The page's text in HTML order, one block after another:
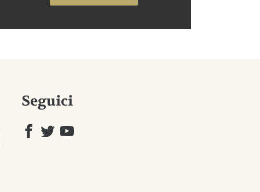
Seguici